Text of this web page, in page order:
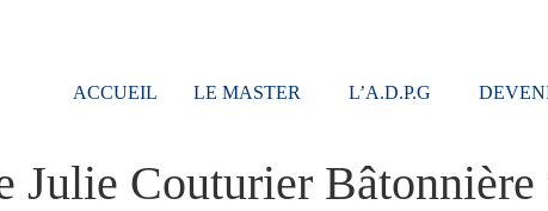
ACCUEIL LE MASTER L’A.D.P.G
Julie Couturier Bâtonnière